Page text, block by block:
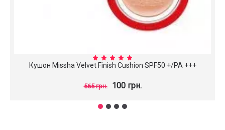
Кушон Missha Velvet Finish Cushion SPF50 +/PA +++
565 грн. 100 грн.